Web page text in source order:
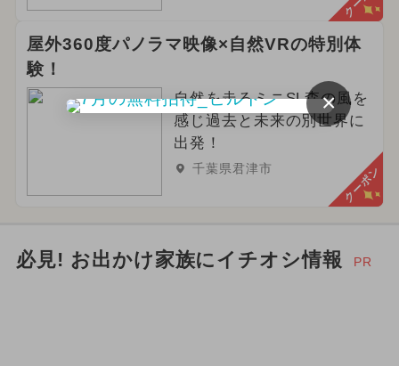
屋外360度パノラマ映像×自然VRの特別体
験！
自然を走るミニSL森の風を
感じ過去と未来の別世界に
出発！
千葉県君津市 クーポン
必見! お出かけ家族にイチオシ情報 PR
×